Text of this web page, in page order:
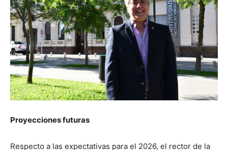
Proyecciones futuras
Respecto a las expectativas para el 2026, el rector de la